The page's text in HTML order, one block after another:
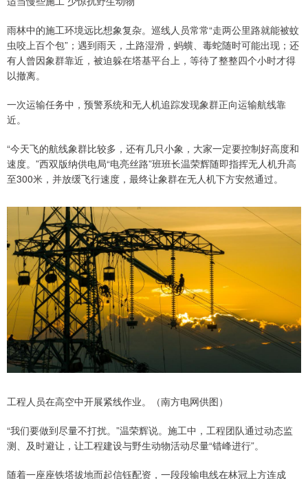
雨林中的施工环境远比想象复杂。巡线人员常常“走两公里路就能被蚊
虫咬上百个包”；遇到雨天，土路湿滑，蚂蟥、毒蛇随时可能出现；还
有人曾因象群靠近，被迫躲在塔基平台上，等待了整整四个小时才得
以撤离。
一次运输任务中，预警系统和无人机追踪发现象群正向运输航线靠
近。
“今天飞的航线象群比较多，还有几只小象，大家一定要控制好高度和
速度。”西双版纳供电局“电亮丝路”班班长温荣辉随即指挥无人机升高
至300米，并放缓飞行速度，最终让象群在无人机下方安然通过。
工程人员在高空中开展紧线作业。（南方电网供图）
“我们要做到尽量不打扰。”温荣辉说。施工中，工程团队通过动态监
测、及时避让，让工程建设与野生动物活动尽量“错峰进行”。
随着一座座铁塔拔地而起信钰配资，一段段输电线在林冠上方连成